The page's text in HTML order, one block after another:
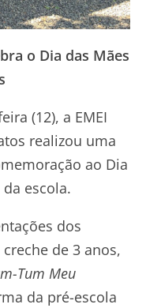
o Dia das Mães
(12), a EMEI
realizou uma
ao Dia
escola.
dos
de 3 anos,
Tum Meu
da pré-escola